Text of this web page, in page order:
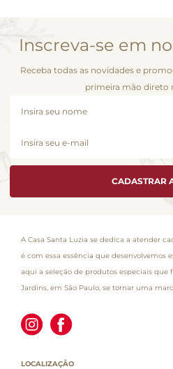
Inscreva-se em
Receba todas as novidades e
primeira mão direto
CADASTRAR
A Casa Santa Luzia se dedica a atender
é com essa essência que desenvolvemos
aqui a seleção de produtos especiais que
Jardins, em São Paulo, se tornar uma
LOCALIZAÇÃO